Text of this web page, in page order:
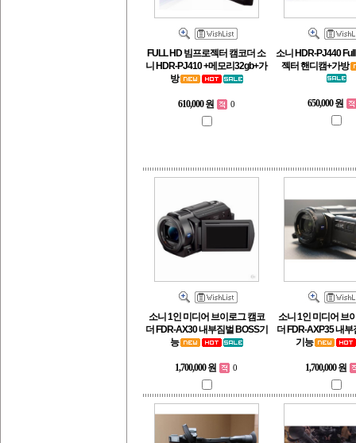
FULL HD 빔프로젝터 캠코더 소
니 HDR-PJ410 +메모리32gb+가
방
610,000 원 0
소니 HDR-PJ440
젝터 핸디캠+가방
650,000 원
소니 1인 미디어 브이로그 캠코
더 FDR-AX30 내부짐벌 BOSS기
능
1,700,000 원 0
소니 1인 미디어 브
더 FDR-AXP35 내부
기능
1,700,000 원